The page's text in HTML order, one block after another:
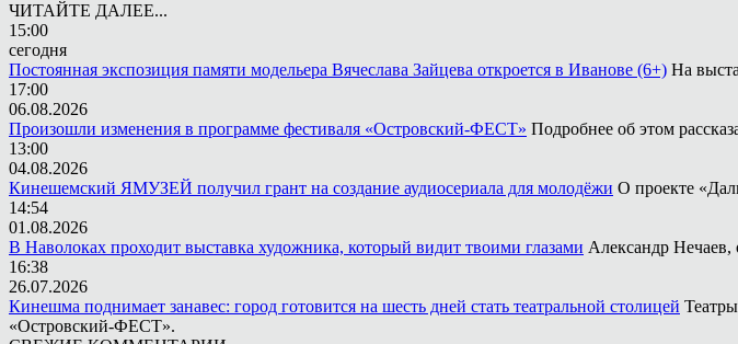
ЧИТАЙТЕ ДАЛЕЕ...
15:00
сегодня
Постоянная экспозиция памяти модельера Вячеслава Зайцева откроется в Иванове (6+) На
17:00
06.08.2026
Произошли изменения в программе фестиваля «Островский-ФЕСТ» Подробнее об этом
13:00
04.08.2026
Кинешемский ЯМУЗЕЙ получил грант на создание аудиосериала для молодёжи О проекте
14:54
01.08.2026
В Наволоках проходит выставка художника, который видит твоими глазами Александр Нечаев,
16:38
26.07.2026
Кинешма поднимает занавес: город готовится на шесть дней стать театральной столицей
«Островский-ФЕСТ».